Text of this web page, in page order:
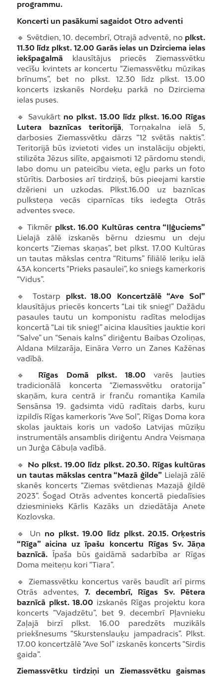
programmu.
Koncerti un pasākumi sagaidot Otro adventi
🔹 Svētdien, 10. decembrī, Otrajā adventē, no plkst.
11.30 līdz plkst. 12.00 Garās ielas un Dzirciema ielas
iekšpagalmā klausītājus priecēs Ziemassvētku
vecīšu kvintets ar koncertu “Ziemassvētku mūzikas
brīnums”, bet no plkst. 12.30 līdz plkst. 13.00
koncerts izskanēs Nordeķu parkā no Dzirciema
ielas puses.
🔹 Savukārt no plkst. 13.00 līdz plkst. 16.00 Rīgas
Lutera baznīcas teritorijā, Torņakalna ielā 5,
darbosies Ziemassvētku dārzs “12 svētās naktis”.
Teritorijā būs izvietoti vides un instalāciju objekti,
stilizēta Jēzus silīte, apgaismoti 12 pārdomu stendi,
labo domu un pateicību vieta, egļu parks un foto
stūrītis. Darbosies arī tirdziņš, būs pieejami karstie
dzērieni un uzkodas. Plkst.16.00 uz baznīcas
pulksteņa vecās ciparnīcas tiks iedegta Otrās
adventes svece.
🔹 Tikmēr plkst. 16.00 Kultūras centra “Iļģuciems”
Lielajā zālē izskanēs bērnu dziesmu un deju
koncerts “Ziemas skaņas”, bet plkst. 17.00 Kultūras
un tautas mākslas centra “Ritums” filiālē Ieriķu ielā
43A koncerts “Prieks pasaulei”, ko sniegs kamerkoris
“Vidus”.
🔹 Tostarp plkst. 18.00 Koncertzālē “Ave Sol”
klausītājus priecēs koncerts “Lai tik snieg!” Dažādu
pasaules tautu un komponistu radītas melodijas
koncertā “Lai tik snieg!” aicina klausīties jauktie kori
“Salve” un “Senais kalns” diriģentu Baibas Ozoliņas,
Aldana Milzarāja, Eināra Verro un Zanes Kažēnas
vadībā.
🔹 Rīgas Domā plkst. 18.00 varēs ļauties
tradicionālā koncerta “Ziemassvētku oratorija”
skaņām, kura centrā ir franču romantiķa Kamila
Sensānsa 19. gadsimta vidū radītais darbs, kuru
izpildīs Rīgas kamerkoris “Ave Sol”, Rīgas Doma kora
skolas jauktais koris un vadošo Latvijas mūziķu
instrumentāls ansamblis diriģentu Andra Veismaņa
un Jurģa Cābuļa vadībā.
🔹 No plkst. 19.00 līdz plkst. 20.30. Rīgas kultūras
un tautas mākslas centra “Mazā ģilde” Lielajā zālē
skanēs koncerts “Ziemas svētdienas Mazajā ģildē
2023”. Šogad Otrās adventes koncertā piedalīsies
dziesminieks Kārlis Kazāks un dziedātāja Anete
Kozlovska.
🔹 Un no plkst. 19.00 līdz plkst. 20.15. Orķestris
“Rīga” aicina uz īpašu koncertu Rīgas Sv. Jāņa
baznīcā.Īpaša būs gaidāmā sadarbība ar Rīgas
Doma meiteņu kori “Tiara”.
🔹 Ziemassvētku koncertus varēs baudīt arī pirms
Otrās adventes, 7. decembrī, Rīgas Sv. Pētera
baznīcā plkst. 18.00 izskanēs Rīgas projektu kora
koncerts “Vajadzētu”, bet 9. decembrī Pļavnieku
Zaļajā birzī plkst. 16.00 paredzēts muzikāls
priekšnesums “Skurstenslauķu jampadracis”. Plkst.
17.00 koncertzālē “Ave Sol” izskanēs koncerts “Sirdis
gaida”.
Ziemassvētku tirdziņi un Ziemassvētku gaismas